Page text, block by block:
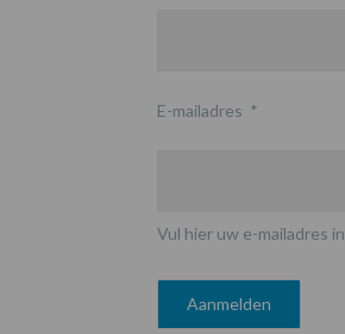
E-mailadres *
Vul hier uw e-mailadres in